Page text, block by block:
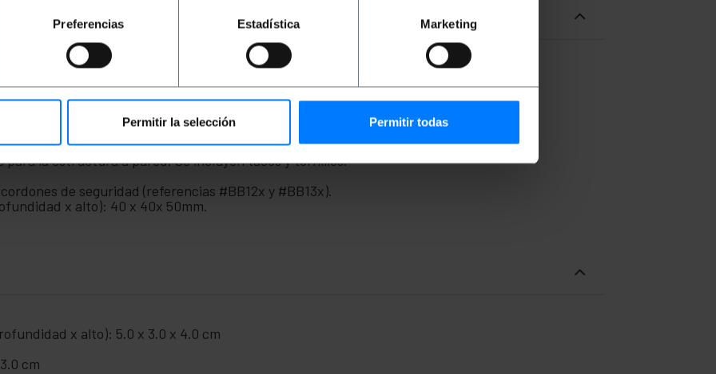
Preferencias Estadística Marketing
Permitir la selección Permitir todas
cordón de seguridad. Sistema para ser fijado en pared. Ideal para hacer de soporte de
de personas de forma rápida y eficaz.
gestión de colas con fijación a pared.
cordón de 20mm de diámetro.
para la estructura a pared. Se incluyen tacos y tornillos.
de seguridad (referencias #BB12x y #BB13x).
x alto): 40 x 40x 50mm.
x alto): 5.0 x 3.0 x 4.0 cm
cm